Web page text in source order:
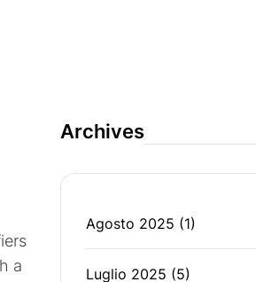
a
Archives
Agosto 2025 (1)
Luglio 2025 (5)